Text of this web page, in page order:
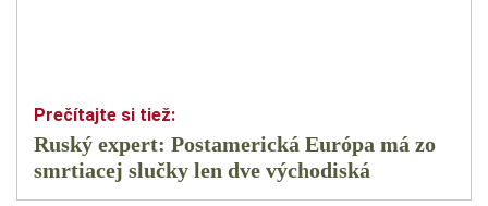
Ruský expert: Postamerická Európa má zo
smrtiacej slučky len dve východiská